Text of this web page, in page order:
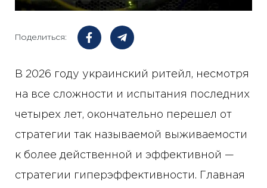
Поделиться:
В 2026 году украинский ритейл, несмотря
на все сложности и испытания последних
четырех лет, окончательно перешел от
стратегии так называемой выживаемости
к более действенной и эффективной —
стратегии гиперэффективности. Главная